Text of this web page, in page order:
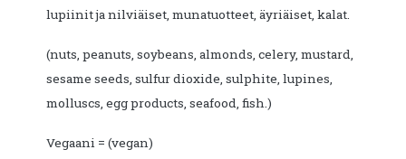
lupiinit ja nilviäiset, munatuotteet, äyriäiset, kalat.
(nuts, peanuts, soybeans, almonds, celery, mustard,
sesame seeds, sulfur dioxide, sulphite, lupines,
molluscs, egg products, seafood, fish.)
Vegaani = (vegan)